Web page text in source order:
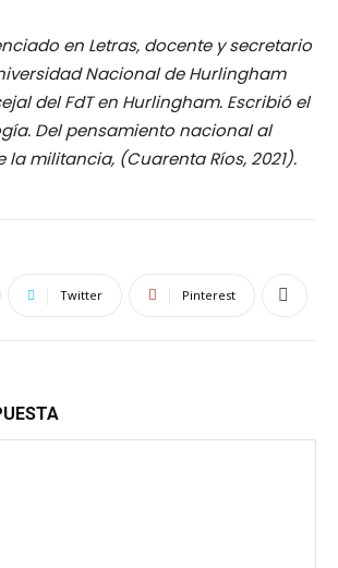
en Letras, docente y secretario
Nacional de Hurlingham
del FdT en Hurlingham. Escribió el
Del pensamiento nacional al
la militancia, (Cuarenta Ríos, 2021).
Twitter Pinterest